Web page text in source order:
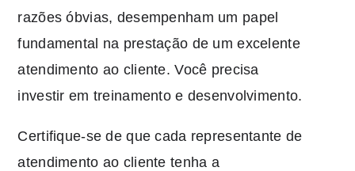
razões óbvias, desempenham um papel
fundamental na prestação de um excelente
atendimento ao cliente. Você precisa
investir em treinamento e desenvolvimento.
Certifique-se de que cada representante de
atendimento ao cliente tenha a